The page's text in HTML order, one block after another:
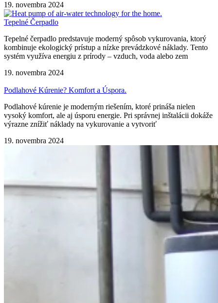
19. novembra 2024
Tepelné Čerpadlo
Tepelné čerpadlo predstavuje moderný spôsob vykurovania, ktorý
kombinuje ekologický prístup a nízke prevádzkové náklady. Tento
systém využíva energiu z prírody – vzduch, voda alebo zem
19. novembra 2024
Podlahové Kúrenie? Komfort a Úspora.
Podlahové kúrenie je moderným riešením, ktoré prináša nielen
vysoký komfort, ale aj úsporu energie. Pri správnej inštalácii dokáže
výrazne znížiť náklady na vykurovanie a vytvoriť
19. novembra 2024